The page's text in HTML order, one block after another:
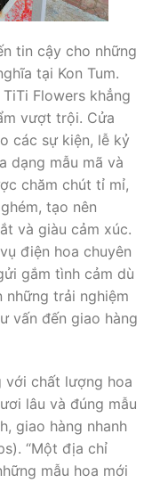
tin cậy cho những
tại Kon Tum.
Flowers khẳng
vượt trội. Cửa
các sự kiện, lễ kỷ
dạng mẫu mã và
chăm chút tỉ mỉ,
tạo nên
và giàu cảm xúc.
điện hoa chuyên
gắm tình cảm dù
những trải nghiệm
vấn đến giao hàng
với chất lượng hoa
lâu và đúng mẫu
giao hàng nhanh
“Một địa chỉ
mẫu hoa mới